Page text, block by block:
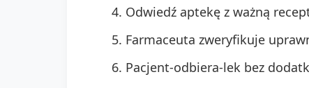
Odwiedź aptekę z ważną
Farmaceuta zweryfikuje
Pacjent-odbiera-lek bez